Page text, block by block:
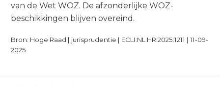
van de Wet WOZ. De afzonderlijke WOZ-
beschikkingen blijven overeind.
Bron: Hoge Raad | jurisprudentie | ECLI:NL:HR:2025:1211 | 11-09-
2025